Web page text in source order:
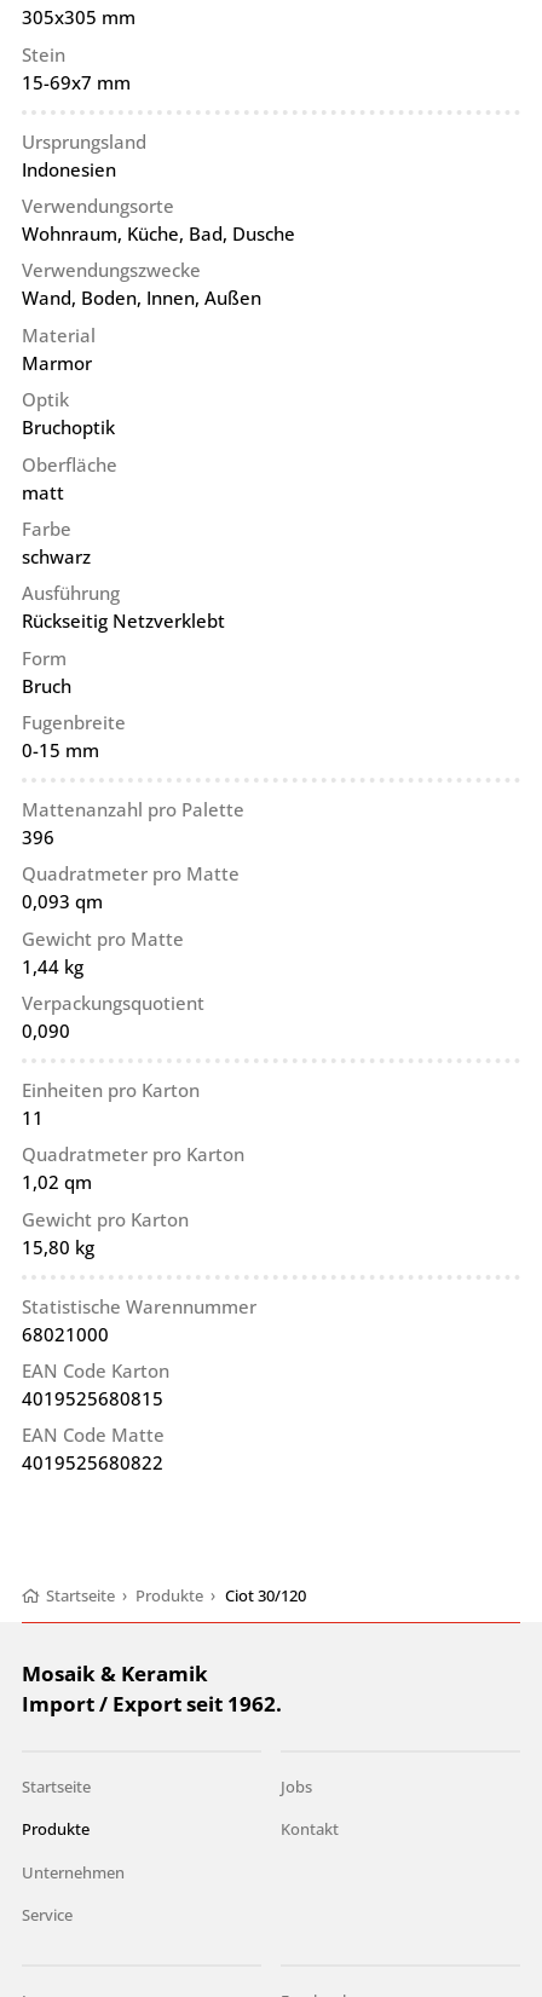
305x305 mm
Stein
15-69x7 mm
Ursprungsland
Indonesien
Verwendungsorte
Wohnraum, Küche, Bad, Dusche
Verwendungszwecke
Wand, Boden, Innen, Außen
Material
Marmor
Optik
Bruchoptik
Oberfläche
matt
Farbe
schwarz
Ausführung
Rückseitig Netzverklebt
Form
Bruch
Fugenbreite
0-15 mm
Mattenanzahl pro Palette
396
Quadratmeter pro Matte
0,093 qm
Gewicht pro Matte
1,44 kg
Verpackungsquotient
0,090
Einheiten pro Karton
11
Quadratmeter pro Karton
1,02 qm
Gewicht pro Karton
15,80 kg
Statistische Warennummer
68021000
EAN Code Karton
4019525680815
EAN Code Matte
4019525680822
Startseite › Produkte › Ciot 30/120
Mosaik & Keramik
Import / Export seit 1962.
Startseite
Produkte
Unternehmen
Service
Jobs
Kontakt